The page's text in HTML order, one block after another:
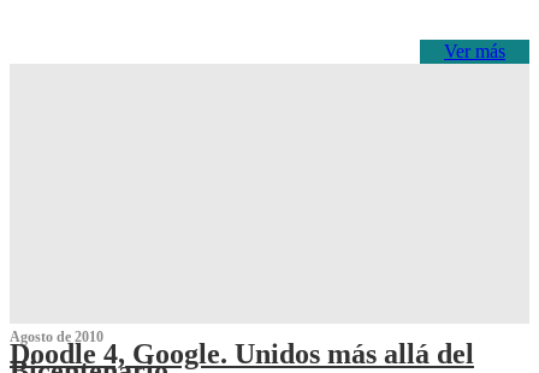
Ver más
Agosto de 2010
Doodle 4, Google. Unidos más allá del